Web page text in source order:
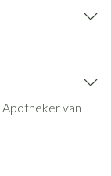
Apotheker van